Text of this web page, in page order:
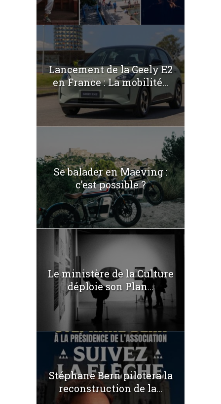
Lancement de la Geely E2
en France : La mobilité...
Se balader en Maeving :
c’est possible ?
Le ministère de la Culture
déploie son Plan...
Stéphane Bern pilotera la
reconstruction de la...